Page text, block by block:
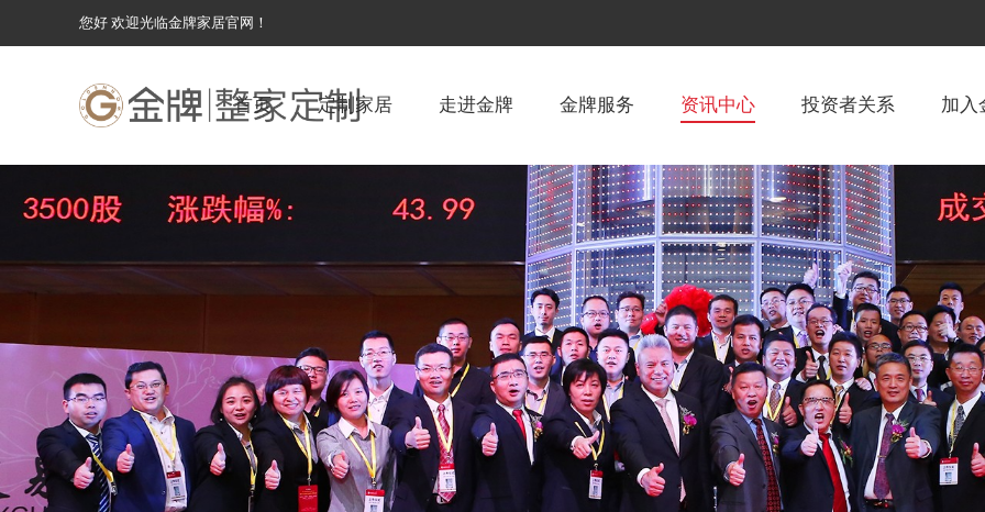
您好 欢迎光临金牌家居官网！
首页 定制家居 走进金牌 金牌服务 资讯中心 投资者关系 加入